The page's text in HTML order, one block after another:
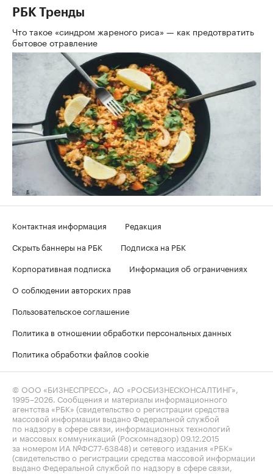
РБК Тренды
Что такое «синдром жареного риса» — как предотвратить
бытовое отравление
Контактная информация
Редакция
Скрыть баннеры на РБК
Подписка на РБК
Корпоративная подписка
Информация об ограничениях
О соблюдении авторских прав
Пользовательское соглашение
Политика в отношении обработки персональных данных
Политика обработки файлов cookie
© ООО «БИЗНЕСПРЕСС», АО «РОСБИЗНЕСКОНСАЛТИНГ»,
1995–2026 . Сообщения и материалы информационного
агентства «РБК» (свидетельство о регистрации средства
массовой информации выдано Федеральной службой
по надзору в сфере связи, информационных технологий
и массовых коммуникаций (Роскомнадзор) 09.12.2015
за номером ИА №ФС77-63848) и сетевого издания «РБК»
(свидетельство о регистрации средства массовой информации
выдано Федеральной службой по надзору в сфере связи,